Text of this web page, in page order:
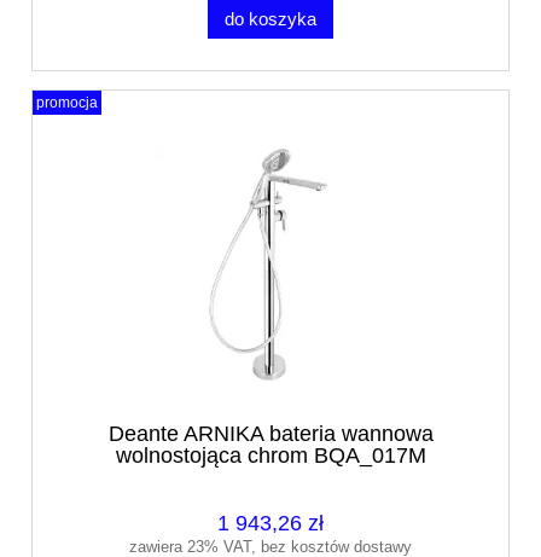
do koszyka
Deante ARNIKA bateria wannowa
wolnostojąca chrom BQA_017M
1 943,26 zł
zawiera 23% VAT, bez kosztów dostawy
promocja